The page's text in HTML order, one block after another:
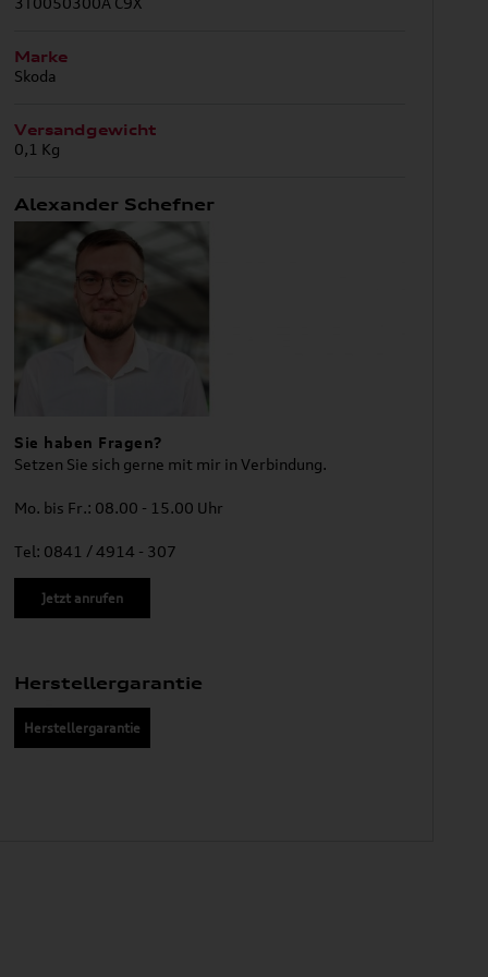
Marke
Skoda
Versandgewicht
0,1 Kg
Alexander Schefner
Sie haben Fragen?
Setzen Sie sich gerne mit mir in Verbindung.
Mo. bis Fr.: 08.00 - 15.00 Uhr
Tel: 0841 / 4914 - 307
Jetzt anrufen
Herstellergarantie
Herstellergarantie